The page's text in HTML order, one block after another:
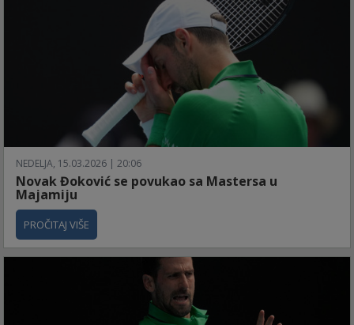
NEDELJA, 15.03.2026 | 20:06
Novak Đoković se povukao sa Mastersa u
Majamiju
PROČITAJ VIŠE